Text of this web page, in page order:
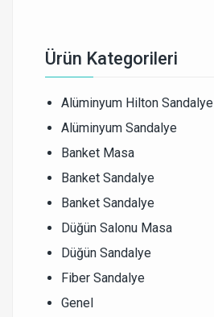
Ürün Kategorileri
Alüminyum Hilton Sandalye
Alüminyum Sandalye
Banket Masa
Banket Sandalye
Banket Sandalye
Düğün Salonu Masa
Düğün Sandalye
Fiber Sandalye
Genel